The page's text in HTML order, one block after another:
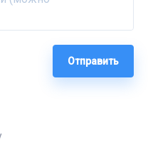
Отправить